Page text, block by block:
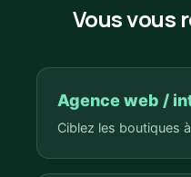
Vous vous
Agence web /
Ciblez les boutiques